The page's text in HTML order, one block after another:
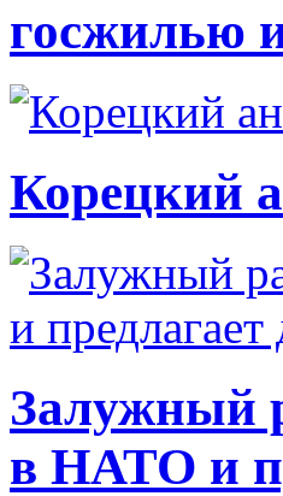
госжилью
Корецкий
Залужный
в НАТО и